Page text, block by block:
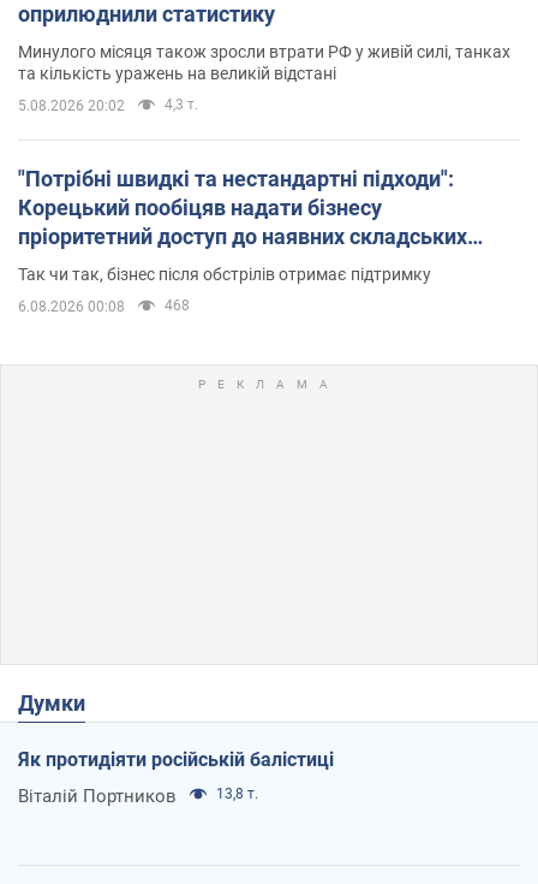
оприлюднили статистику
Минулого місяця також зросли втрати РФ у живій силі, танках
та кількість уражень на великій відстані
5.08.2026 20:02 4,3 т.
"Потрібні швидкі та нестандартні підходи":
Корецький пообіцяв надати бізнесу
пріоритетний доступ до наявних складських
приміщень
Так чи так, бізнес після обстрілів отримає підтримку
6.08.2026 00:08 468
Думки
Як протидіяти російській балістиці
Віталій Портников 13,8 т.